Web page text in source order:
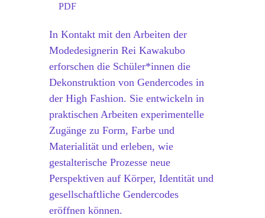
PDF
In Kontakt mit den Arbeiten der
Modedesignerin Rei Kawakubo
erforschen die Schüler*innen die
Dekonstruktion von Gendercodes in
der High Fashion. Sie entwickeln in
praktischen Arbeiten experimentelle
Zugänge zu Form, Farbe und
Materialität und erleben, wie
gestalterische Prozesse neue
Perspektiven auf Körper, Identität und
gesellschaftliche Gendercodes
eröffnen können.